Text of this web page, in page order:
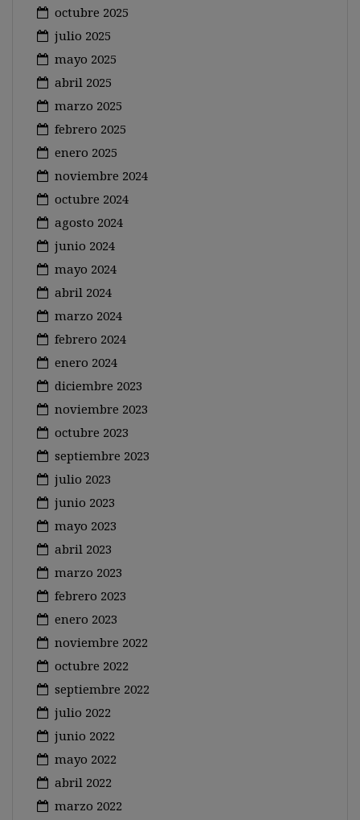
octubre 2025
julio 2025
mayo 2025
abril 2025
marzo 2025
febrero 2025
enero 2025
noviembre 2024
octubre 2024
agosto 2024
junio 2024
mayo 2024
abril 2024
marzo 2024
febrero 2024
enero 2024
diciembre 2023
noviembre 2023
octubre 2023
septiembre 2023
julio 2023
junio 2023
mayo 2023
abril 2023
marzo 2023
febrero 2023
enero 2023
noviembre 2022
octubre 2022
septiembre 2022
julio 2022
junio 2022
mayo 2022
abril 2022
marzo 2022